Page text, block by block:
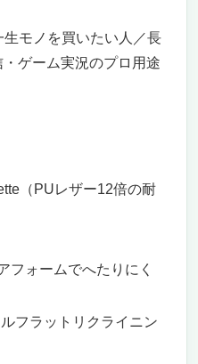
生モノを買いたい人／長
ゲーム実況のプロ用途
（PUレザー12倍の耐
フォームでへたりにく
フラットリクライニン